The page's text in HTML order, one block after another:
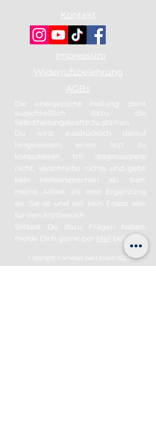
Kontakt
Impressum
Widerrufsbelehrung
AGBs
Die energetische Heilung dient
ausschließlich dazu, die
Selbstheilungskräfte zu stärken.
Du wirst ausdrücklich darauf
hingewiesen, einen Arzt zu
konsultieren. Ich diagnostiziere
nicht, verschreibe nichts und gebe
kein Heilversprechen ab. Sieh'
meine Arbeit als eine Ergänzung
an. Sie ist und soll kein Ersatz sein
für den Arztbesuch.
Solltest Du dazu Fragen haben,
melde Dich gerne per Mail bei mir.
Copyright: Cornelius van Lessen 2023